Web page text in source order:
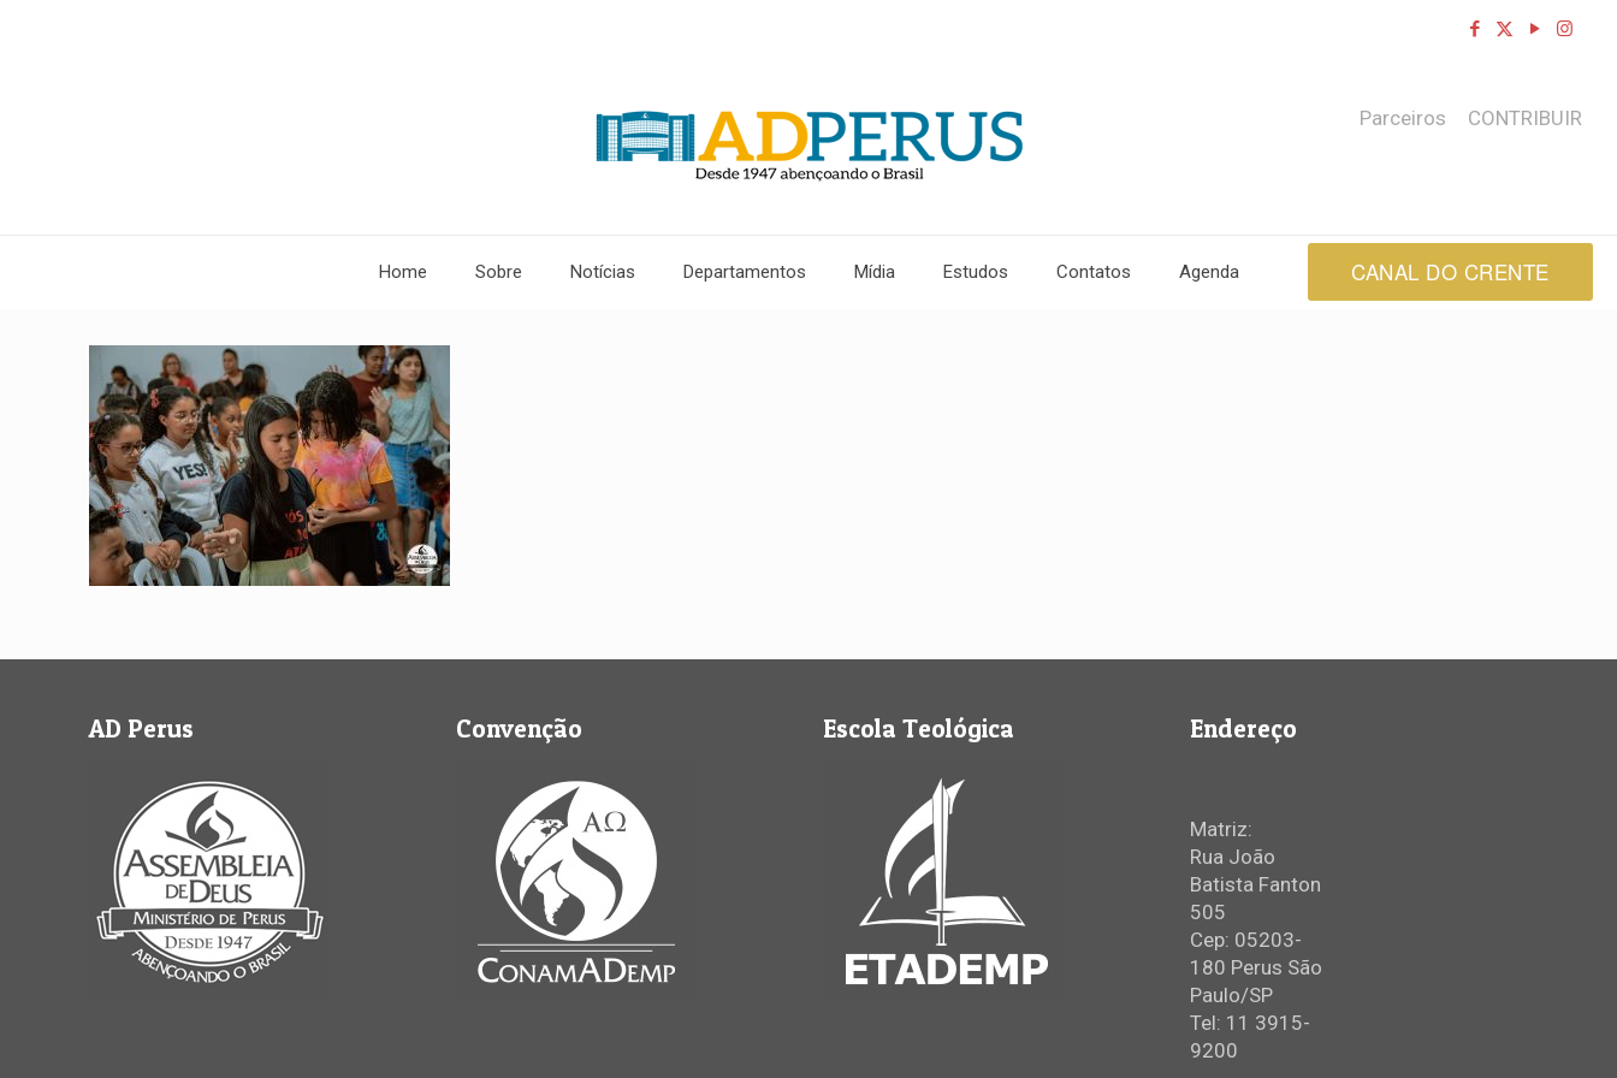
Home Sobre Notícias Departamentos Mídia Estudos Contatos Agenda
Parceiros CONTRIBUIR
CANAL DO CRENTE
AD Perus Convenção Escola Teológica Endereço
Matriz:
Rua João
Batista Fanton
505
Cep: 05203-
180 Perus São
Paulo/SP
Tel: 11 3915-
9200